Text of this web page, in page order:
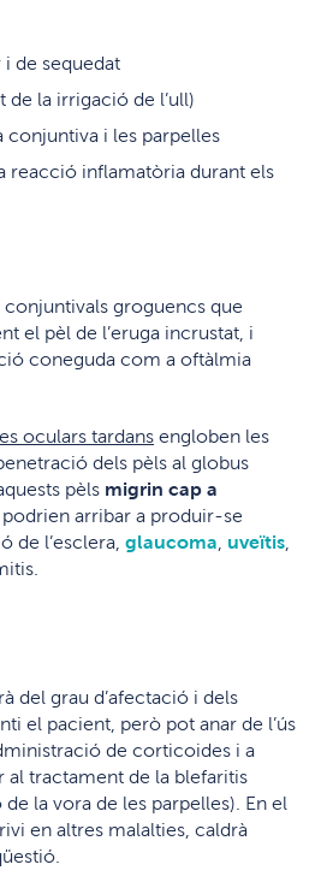
de sequedat
de la irrigació de l’ull)
conjuntiva i les parpelles
reacció inflamatòria durant els
groguencs que
el pèl de l’eruga incrustat, i
coneguda com a oftàlmia
oculars tardans engloben les
dels pèls al globus
pèls migrin cap a
, podrien arribar a produir-se
de l’esclera, glaucoma uveïtis
del grau d’afectació i dels
el pacient, però pot anar de l’ús
de corticoides i a
al tractament de la blefaritis
la vora de les parpelles). En el
en altres malalties, caldrà